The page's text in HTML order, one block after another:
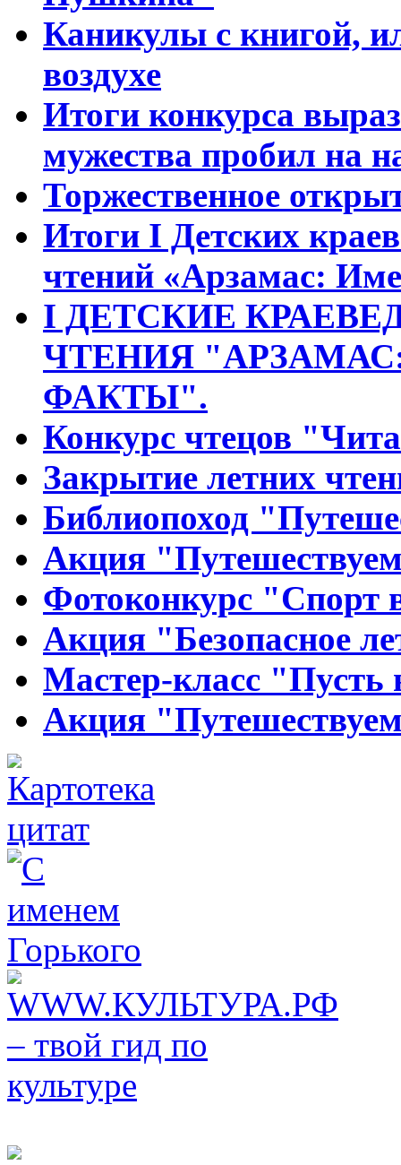
Каникулы с книгой,
воздухе
Итоги конкурса
мужества пробил на
Торжественное
Итоги I Детских
чтений «Арзамас:
I ДЕТСКИЕ
ЧТЕНИЯ
ФАКТЫ".
Конкурс чтецов
Закрытие летних
Библиопоход
Акция
Фотоконкурс "Спорт
Акция "Безопасное
Мастер-класс "Пусть
Акция